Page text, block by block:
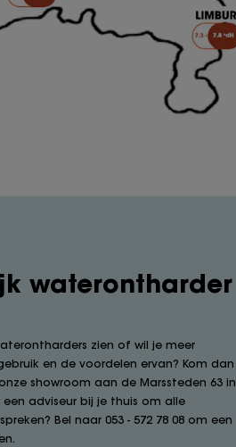
waterontharder
zien of wil je meer
en de voordelen ervan? Kom dan
showroom aan de Marssteden 63 in
een adviseur bij je thuis om alle
Bel naar 053 - 572 78 08 om een